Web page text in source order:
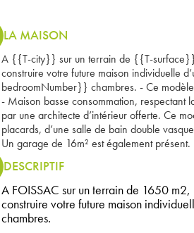
LA MAISON
A {{T-city}} sur un terrain de {{T-
construire votre future maison
bedroomNumber}} chambres. - Ce
- Maison basse consommation, respectant
par une architecte d’intérieur offerte. Ce
placards, d’une salle de bain double
Un garage de 16m² est également présent.
DESCRIPTIF
A FOISSAC sur un terrain de 1650
construire votre future maison
chambres.